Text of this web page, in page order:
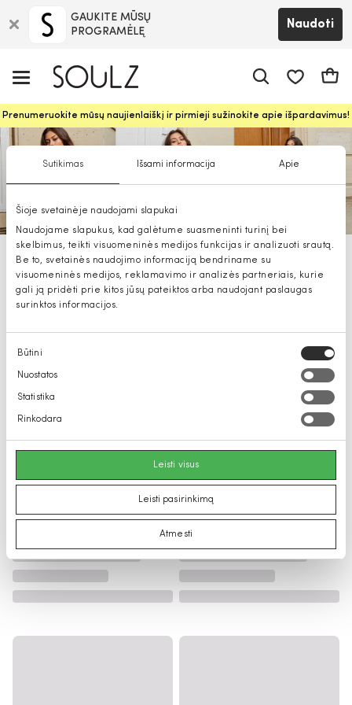
Sutikimas Išsami informacija Apie
Šioje svetainėje naudojami slapukai
Naudojame slapukus, kad galėtume suasmeninti turinį bei
skelbimus, teikti visuomeninės medijos funkcijas ir analizuoti srautą.
Be to, svetainės naudojimo informaciją bendriname su
visuomeninės medijos, reklamavimo ir analizės partneriais, kurie
gali ją pridėti prie kitos jūsų pateiktos arba naudojant paslaugas
surinktos informacijos.
Sutikimo
pasirinkimas
Būtini
Nuostatos
Statistika
Rinkodara
Leisti visus
Leisti pasirinkimą
Atmesti
GAUKITE MŪSŲ
PROGRAMĖLĘ
Naudoti
Prenumeruokite mūsų naujienlaiškį ir pirmieji sužinokite apie išpardavimus!
Morgan drabužiai, avalynė,
aksesuarai moterims